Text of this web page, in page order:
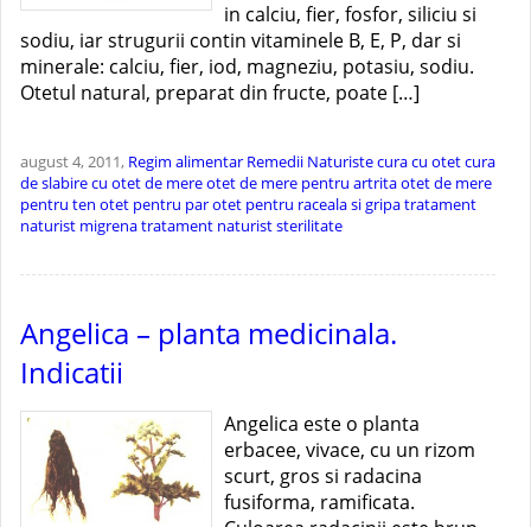
in calciu, fier, fosfor, siliciu si
sodiu, iar strugurii contin vitaminele B, E, P, dar si
minerale: calciu, fier, iod, magneziu, potasiu, sodiu.
Otetul natural, preparat din fructe, poate […]
august 4, 2011, Regim alimentar Remedii Naturistecura cu otetcura
de slabire cu otet de mereotet de mere pentru artritaotet de mere
pentru ten otet pentru parotet pentru raceala si gripatratament
naturist migrenatratament naturist sterilitate
Angelica – planta medicinala.
Indicatii
Angelica este o planta
erbacee, vivace, cu un rizom
scurt, gros si radacina
fusiforma, ramificata.